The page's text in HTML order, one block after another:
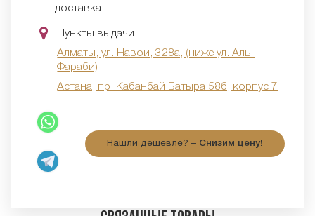
доставка
Пункты выдачи:
Алматы, ул. Навои, 328а, (ниже ул. Аль-
Фараби)
Астана, пр. Кабанбай Батыра 58б, корпус 7
Нашли дешевле? – Снизим цену!